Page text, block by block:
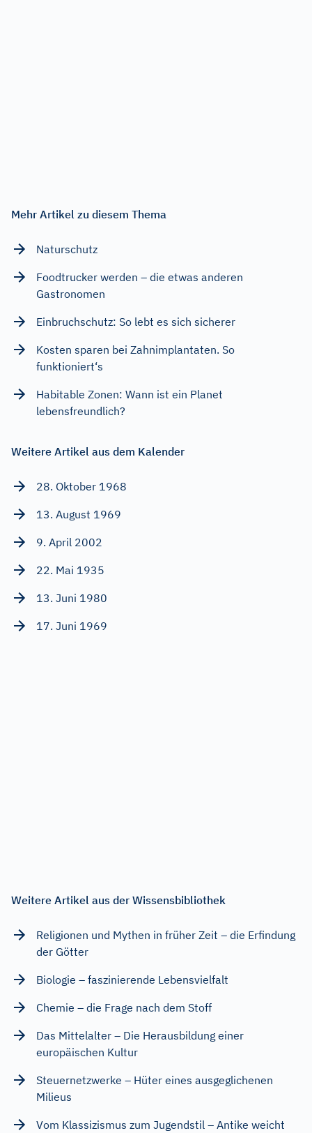
Mehr Artikel zu diesem Thema
Naturschutz
Foodtrucker werden – die etwas anderen
Gastronomen
Einbruchschutz: So lebt es sich sicherer
Kosten sparen bei Zahnimplantaten. So
funktioniert‘s
Habitable Zonen: Wann ist ein Planet
lebensfreundlich?
Weitere Artikel aus dem Kalender
28. Oktober 1968
13. August 1969
9. April 2002
22. Mai 1935
13. Juni 1980
17. Juni 1969
Weitere Artikel aus der Wissensbibliothek
Religionen und Mythen in früher Zeit – die Erfindung
der Götter
Biologie – faszinierende Lebensvielfalt
Chemie – die Frage nach dem Stoff
Das Mittelalter – Die Herausbildung einer
europäischen Kultur
Steuernetzwerke – Hüter eines ausgeglichenen
Milieus
Vom Klassizismus zum Jugendstil – Antike weicht